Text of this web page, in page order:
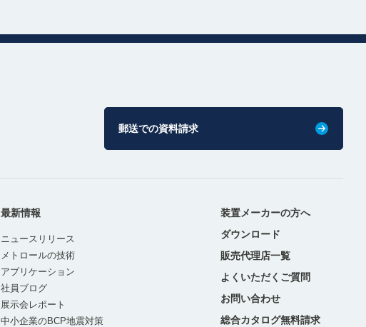
郵送での資料請求
最新情報
ニュースリリース
メトロールの技術
アプリケーション
社員ブログ
展示会レポート
中小企業のBCP地震対策
装置メーカーの方へ
ダウンロード
販売代理店一覧
よくいただくご質問
お問い合わせ
総合カタログ無料請求